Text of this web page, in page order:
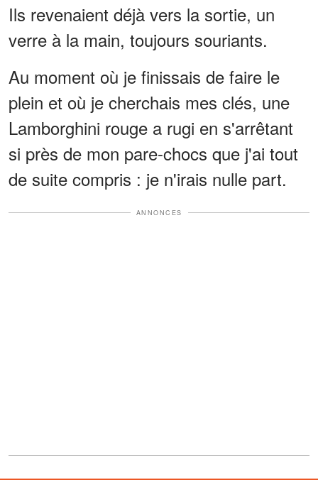
Ils revenaient déjà vers la sortie, un
verre à la main, toujours souriants.
Au moment où je finissais de faire le
plein et où je cherchais mes clés, une
Lamborghini rouge a rugi en s'arrêtant
si près de mon pare-chocs que j'ai tout
de suite compris : je n'irais nulle part.
ANNONCES